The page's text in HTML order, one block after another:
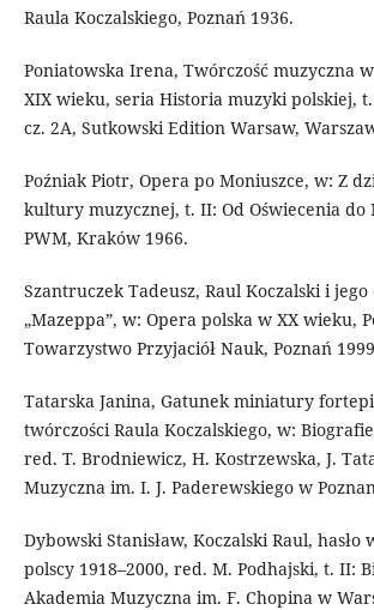
Raula Koczalskiego, Poznań 1936.
Poniatowska Irena, Twórczość muzyczna
XIX wieku, seria Historia muzyki polskiej,
cz. 2A, Sutkowski Edition Warsaw,
Poźniak Piotr, Opera po Moniuszce, w: Z
kultury muzycznej, t. II: Od Oświecenia do
PWM, Kraków 1966.
Szantruczek Tadeusz, Raul Koczalski i jego
„Mazeppa”, w: Opera polska w XX wieku,
Towarzystwo Przyjaciół Nauk, Poznań
Tatarska Janina, Gatunek miniatury
twórczości Raula Koczalskiego, w:
red. T. Brodniewicz, H. Kostrzewska, J.
Muzyczna im. I. J. Paderewskiego w
Dybowski Stanisław, Koczalski Raul,
polscy 1918–2000, red. M. Podhajski, t. II:
Akademia Muzyczna im. F. Chopina w